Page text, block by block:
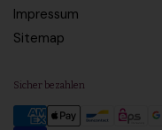
Impressum
Sitemap
Sicher bezahlen